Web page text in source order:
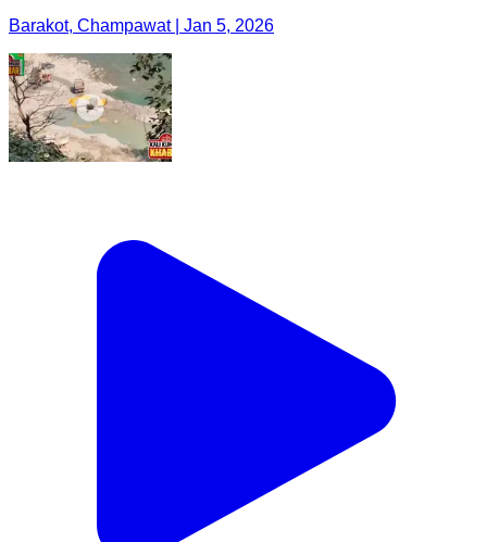
Barakot, Champawat | Jan 5, 2026